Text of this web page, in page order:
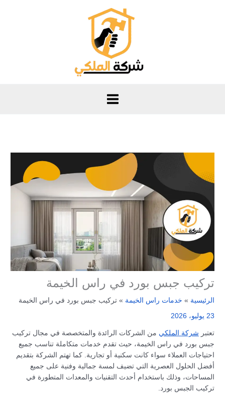
تركيب جبس بورد في راس الخيمة
الرئيسية خدمات راس الخيمة تركيب جبس بورد في راس الخيمة
23 يوليو، 2026
تعتبر شركة الملكي من الشركات الرائدة والمتخصصة في مجال تركيب
جبس بورد في راس الخيمة، حيث تقدم خدمات متكاملة تناسب جميع
احتياجات العملاء سواء كانت سكنية أو تجارية. كما تهتم الشركة بتقديم
أفضل الحلول العصرية التي تضيف لمسة جمالية وفنية على جميع
المساحات، وذلك باستخدام أحدث التقنيات والمعدات المتطورة في
تركيب الجبس بورد.